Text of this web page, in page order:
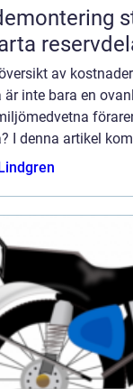
stockholm
av
är inte bara en
I denna artikel